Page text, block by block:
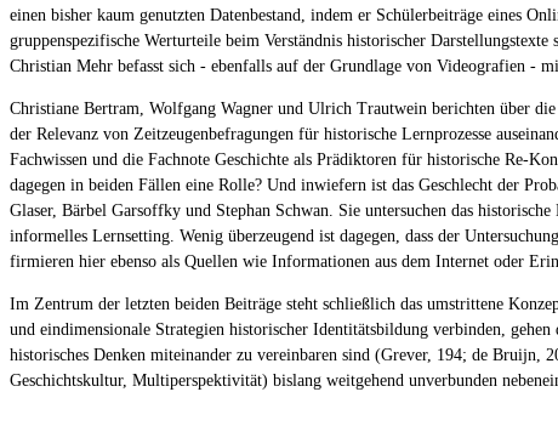
einen bisher kaum genutzten Datenbestand, indem er Schülerbeiträge eines
gruppenspezifische Werturteile beim Verständnis historischer
Christian Mehr befasst sich - ebenfalls auf der Grundlage von Videografien -
Christiane Bertram, Wolfgang Wagner und Ulrich Trautwein berichten über
der Relevanz von Zeitzeugenbefragungen für historische Lernprozesse
Fachwissen und die Fachnote Geschichte als Prädiktoren für historische Re-
dagegen in beiden Fällen eine Rolle? Und inwiefern ist das Geschlecht der
Glaser, Bärbel Garsoffky und Stephan Schwan. Sie untersuchen das
informelles Lernsetting. Wenig überzeugend ist dagegen, dass der
firmieren hier ebenso als Quellen wie Informationen aus dem Internet oder
Im Zentrum der letzten beiden Beiträge steht schließlich das umstrittene
und eindimensionale Strategien historischer Identitätsbildung verbinden,
historisches Denken miteinander zu vereinbaren sind (Grever, 194; de Bruijn,
Geschichtskultur, Multiperspektivität) bislang weitgehend unverbunden